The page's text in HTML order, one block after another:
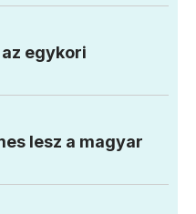
egykori
lesz a magyar